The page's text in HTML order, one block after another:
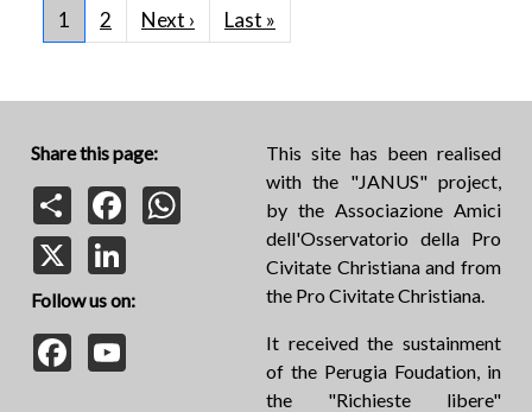
1 2 Next › Next page
Last »
Share this page:
Share
Facebook
Follow us on:
Facebook
This site has been realised
with the "JANUS" project,
by the Associazione Amici
dell'Osservatorio della Pro
Civitate Christiana and from
the Pro Civitate Christiana.
It received the sustainment
of the Perugia Foudation, in
the "Richieste libere"